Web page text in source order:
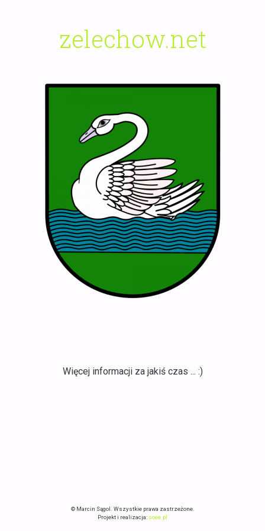
zelechow.net
Więcej informacji za jakiś czas ... :)
© Marcin Sągol. Wszystkie prawa zastrzeżone.
Projekt i realizacja: soee.pl